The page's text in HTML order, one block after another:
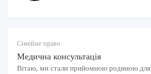
Сімейне право
Медична консультація
Вітаю, ми стали прийомною родиною для